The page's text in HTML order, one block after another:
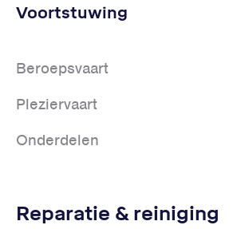
Voortstuwing
Beroepsvaart
Pleziervaart
Onderdelen
Reparatie & reiniging